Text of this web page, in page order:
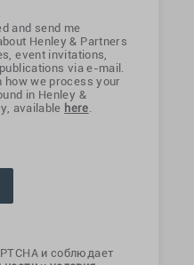
and send me
Henley & Partners
event invitations,
via e-mail.
how we process your
in Henley &
available here.
и соблюдает